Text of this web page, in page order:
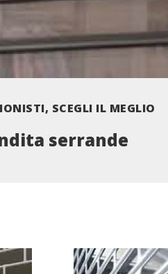
SCEGLI IL MEGLIO
serrande